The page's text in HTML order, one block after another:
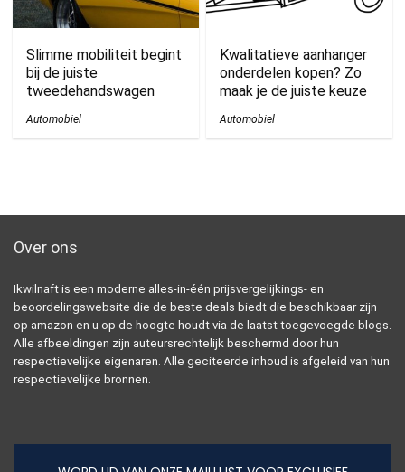
Slimme mobiliteit begint
bij de juiste
tweedehandswagen
Automobiel
Kwalitatieve aanhanger
onderdelen kopen? Zo
maak je de juiste keuze
Automobiel
Over ons
Ikwilnaft is een moderne alles-in-één prijsvergelijkings- en
beoordelingswebsite die de beste deals biedt die beschikbaar zijn
op amazon en u op de hoogte houdt via de laatst toegevoegde blogs.
Alle afbeeldingen zijn auteursrechtelijk beschermd door hun
respectievelijke eigenaren. Alle geciteerde inhoud is afgeleid van hun
respectievelijke bronnen.